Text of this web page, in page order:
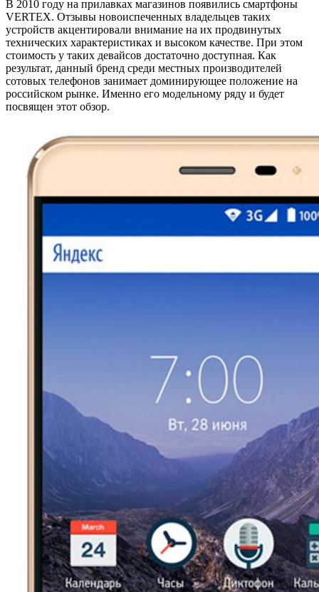
В 2010 году на прилавках магазинов появились смартфоны
VERTEX. Отзывы новоиспеченных владельцев таких
устройств акцентировали внимание на их продвинутых
технических характеристиках и высоком качестве. При этом
стоимость у таких девайсов достаточно доступная. Как
результат, данный бренд среди местных производителей
сотовых телефонов занимает доминирующее положение на
российском рынке. Именно его модельному ряду и будет
посвящен этот обзор.